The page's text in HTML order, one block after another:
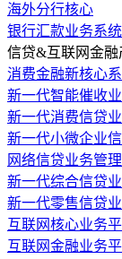
海外分行核心
银行汇款业务系统
信贷&互联网金融
消费金融新核心
新一代智能催收
新一代消费信贷
新一代小微企业
网络信贷业务管
新一代综合信贷
新一代零售信贷
互联网核心业务
互联网金融业务